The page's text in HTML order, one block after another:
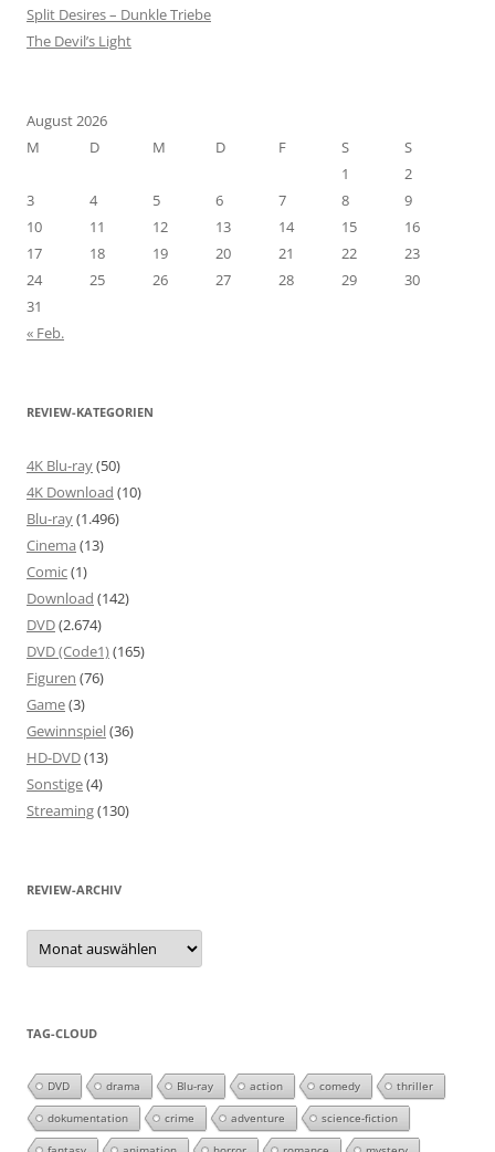
Split Desires – Dunkle Triebe
The Devil’s Light
August 2026
M
D M D F S
S
1
2
3
4 5 6 7 8
9
10
11 12 13 14 15
16
17
18 19 20 21 22
23
24
25 26 27 28 29
30
31
« Feb.
REVIEW-KATEGORIEN
4K Blu-ray(50)
4K Download (10)
Blu-ray(1.496)
Cinema (13)
Comic(1)
Download (142)
DVD(2.674)
DVD (Code1)(165)
Figuren (76)
Game(3)
Gewinnspiel(36)
HD-DVD(13)
Sonstige(4)
Streaming(130)
REVIEW-ARCHIV
Review-
Archiv
TAG-CLOUD
DVD drama Blu-ray action comedy thriller
dokumentation crime adventure science-fiction